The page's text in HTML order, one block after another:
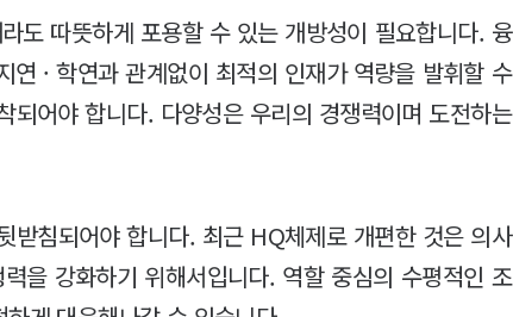
도 따뜻하게 포용할 수 있는 개방성이 필요합니다. 융
· 학연과 관계없이 최적의 인재가 역량을 발휘할 수
되어야 합니다. 다양성은 우리의 경쟁력이며 도전하는
받침되어야 합니다. 최근 HQ체제로 개편한 것은 의사
을 강화하기 위해서입니다. 역할 중심의 수평적인 조